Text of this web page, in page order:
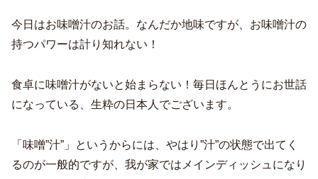
今日はお味噌汁のお話。なんだか地味ですが、お味噌汁の
持つパワーは計り知れない！
食卓に味噌汁がないと始まらない！毎日ほんとうにお世話
になっている、生粋の日本人でございます。
「味噌”汁”」というからには、やはり”汁”の状態で出てく
るのが一般的ですが、我が家ではメインディッシュになり